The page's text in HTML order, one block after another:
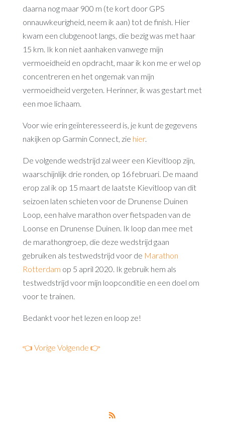
daarna nog maar 900 m (te kort door GPS
onnauwkeurigheid, neem ik aan) tot de finish. Hier
kwam een clubgenoot langs, die bezig was met haar
15 km. Ik kon niet aanhaken vanwege mijn
vermoeidheid en opdracht, maar ik kon me er wel op
concentreren en het ongemak van mijn
vermoeidheid vergeten. Herinner, ik was gestart met
een moe lichaam.
Voor wie erin geïnteresseerd is, je kunt de gegevens
nakijken op Garmin Connect, zie hier.
De volgende wedstrijd zal weer een Kievitloop zijn,
waarschijnlijk drie ronden, op 16 februari. De maand
erop zal ik op 15 maart de laatste Kievitloop van dit
seizoen laten schieten voor de Drunense Duinen
Loop, een halve marathon over fietspaden van de
Loonse en Drunense Duinen. Ik loop dan mee met
de marathongroep, die deze wedstrijd gaan
gebruiken als testwedstrijd voor de Marathon
Rotterdam op 5 april 2020. Ik gebruik hem als
testwedstrijd voor mijn loopconditie en een doel om
voor te trainen.
Bedankt voor het lezen en loop ze!
👈 Vorige Volgende 👉